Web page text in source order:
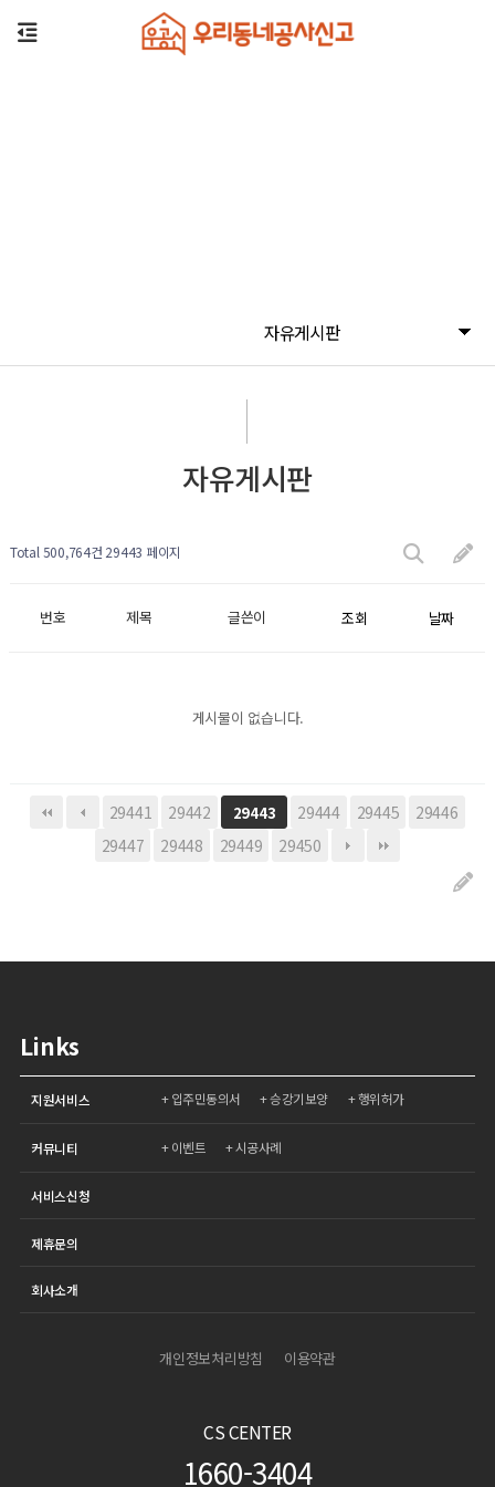
자유게시판
자유게시판
Total 500,764건 29443 페이지
번호 제목 글쓴이 조회 날짜
게시물이 없습니다.
29441 29442 29443 29444 29445
29446
29447
29448 29449 29450
Links
지원서비스 입주민동의서 승강기보양 행위허가
커뮤니티 이벤트 시공사례
서비스신청
제휴문의
회사소개
개인정보처리방침 이용약관
CS CENTER
1660-3404